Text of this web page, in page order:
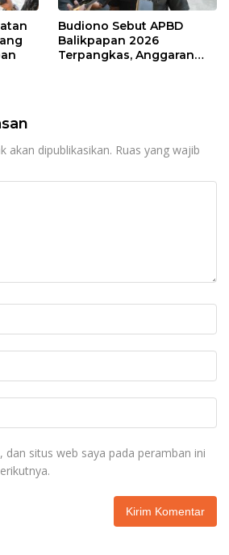
Budiono Sebut APBD
Balikpapan 2026
Terpangkas, Anggaran
akan dipublikasikan. Ruas yang wajib
dan situs web saya pada peramban ini